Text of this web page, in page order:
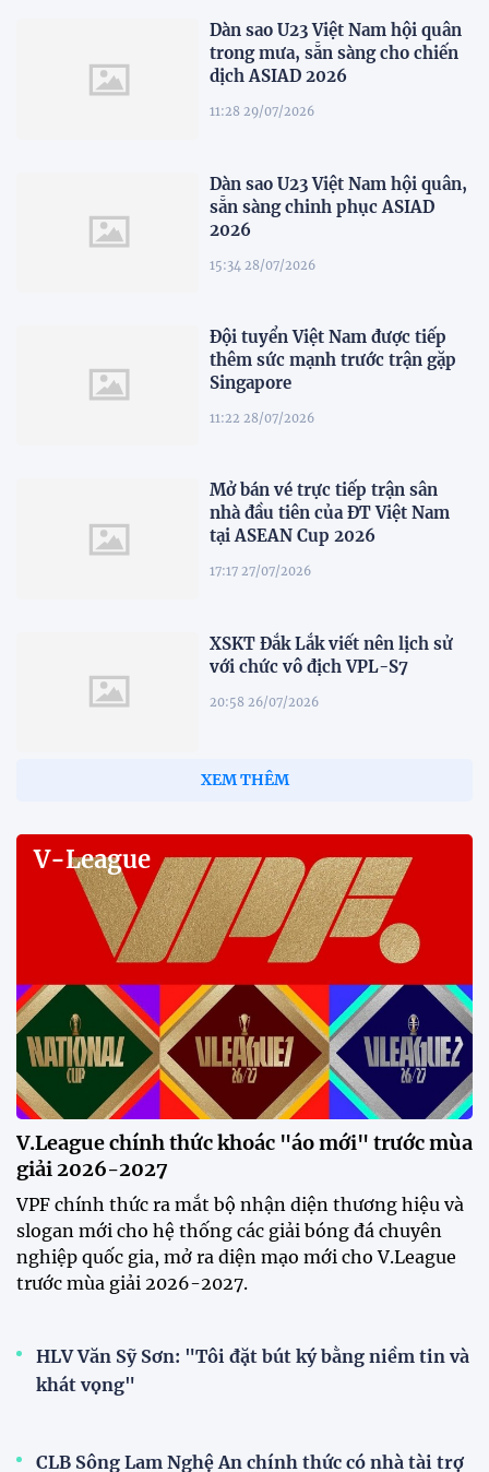
Dàn sao U23 Việt Nam hội quân
trong mưa, sẵn sàng cho chiến
dịch ASIAD 2026
11:28 29/07/2026
Dàn sao U23 Việt Nam hội quân,
sẵn sàng chinh phục ASIAD
2026
15:34 28/07/2026
Đội tuyển Việt Nam được tiếp
thêm sức mạnh trước trận gặp
Singapore
11:22 28/07/2026
Mở bán vé trực tiếp trận sân
nhà đầu tiên của ĐT Việt Nam
tại ASEAN Cup 2026
17:17 27/07/2026
XSKT Đắk Lắk viết nên lịch sử
với chức vô địch VPL-S7
20:58 26/07/2026
XEM THÊM
V-League
V.League chính thức khoác "áo mới" trước mùa
giải 2026-2027
VPF chính thức ra mắt bộ nhận diện thương hiệu và
slogan mới cho hệ thống các giải bóng đá chuyên
nghiệp quốc gia, mở ra diện mạo mới cho V.League
trước mùa giải 2026-2027.
HLV Văn Sỹ Sơn: "Tôi đặt bút ký bằng niềm tin và
khát vọng"
CLB Sông Lam Nghệ An chính thức có nhà tài trợ